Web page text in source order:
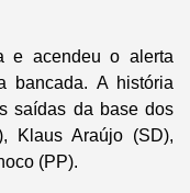
e acendeu o alerta
bancada. A história
saídas da base dos
Klaus Araújo (SD),
(PP).